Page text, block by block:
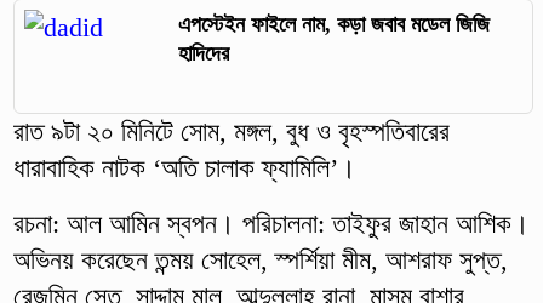
এপস্টেইন ফাইলে নাম, কড়া জবাব মডেল জিজি
হাদিদের
রাত ৯টা ২০ মিনিটে সোম, মঙ্গল, বুধ ও বৃহস্পতিবারের
ধারাবাহিক নাটক ‘অতি চালাক ফ্যামিলি’।
রচনা: আল আমিন স্বপন। পরিচালনা: তাইফুর জাহান আশিক।
অভিনয় করেছেন তন্ময় সোহেল, স্পর্শিয়া মীম, আশরাফ সুপ্ত,
রেজমিন সেতু, সাদ্দাম মাল, আব্দুল্লাহ রানা, মাসুম বাশার,